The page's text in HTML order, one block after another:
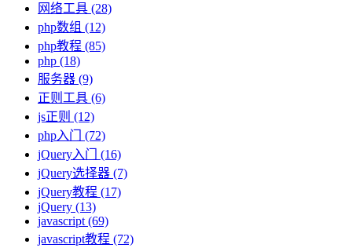
网络工具 (28)
php数组 (12)
php教程 (85)
php (18)
服务器 (9)
正则工具 (6)
js正则 (12)
php入门
(72)
jQuery入门
(16)
jQuery选择器 (7)
jQuery教程 (17)
jQuery (13)
javascript (69)
javascript教程 (72)